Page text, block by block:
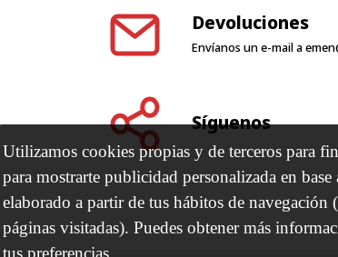
Devoluciones
Envíanos un e-mail a
Síguenos
Utilizamos cookies propias y de terceros para
para mostrarte publicidad personalizada en
elaborado a partir de tus hábitos de navegación
páginas visitadas). Puedes obtener más
tus preferencias.